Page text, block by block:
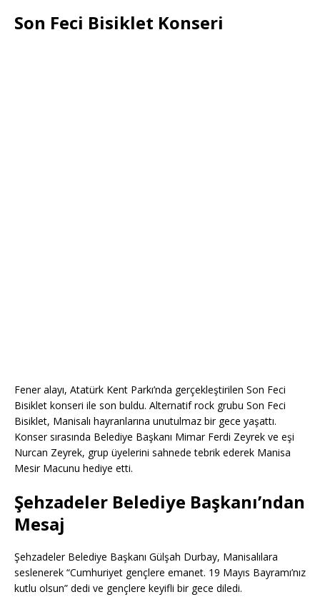
Son Feci Bisiklet Konseri
Fener alayı, Atatürk Kent Parkı’nda gerçekleştirilen Son Feci
Bisiklet konseri ile son buldu. Alternatif rock grubu Son Feci
Bisiklet, Manisalı hayranlarına unutulmaz bir gece yaşattı.
Konser sırasında Belediye Başkanı Mimar Ferdi Zeyrek ve eşi
Nurcan Zeyrek, grup üyelerini sahnede tebrik ederek Manisa
Mesir Macunu hediye etti.
Şehzadeler Belediye Başkanı’ndan
Mesaj
Şehzadeler Belediye Başkanı Gülşah Durbay, Manisalılara
seslenerek “Cumhuriyet gençlere emanet. 19 Mayıs Bayramı’nız
kutlu olsun” dedi ve gençlere keyifli bir gece diledi.